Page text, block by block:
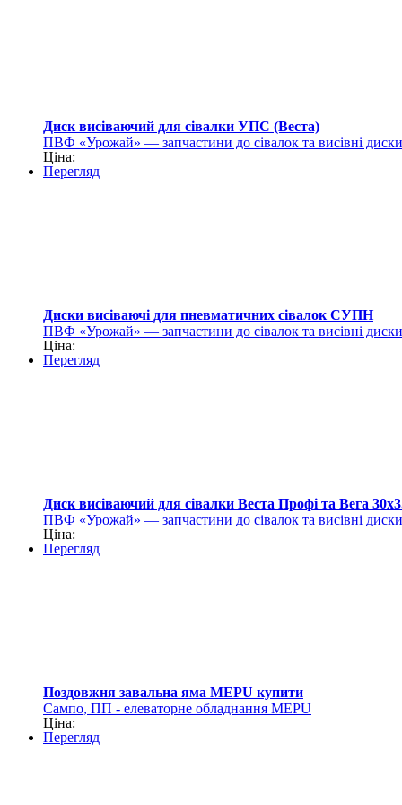
Диск висіваючий для сівалки УПС (Веста)
ПВФ «Урожай» — запчастини до сівалок та висівні диски
Ціна:
Перегляд
Диски висіваючі для пневматичних сівалок СУПН
ПВФ «Урожай» — запчастини до сівалок та висівні диски
Ціна:
Перегляд
Диск висіваючий для сівалки Веста Профі та Вега
ПВФ «Урожай» — запчастини до сівалок та висівні диски
Ціна:
Перегляд
Поздовжня завальна яма MEPU купити
Сампо, ПП - елеваторне обладнання MEPU
Ціна:
Перегляд